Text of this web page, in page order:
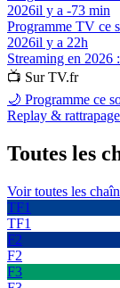
2026il y a -73 min
Programme TV ce
2026il y a 22h
Streaming en 2026
📺 Sur TV.fr
🌙 Programme ce
Replay & rattrapage
Toutes les
Voir toutes les
TF1
TF1
F2
F2
F3